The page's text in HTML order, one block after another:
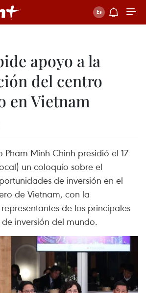
apoyo a la
del centro
en Vietnam
Pham Minh Chinh presidió el 17
un coloquio sobre el
de inversión en el
de Vietnam, con la
de los principales
inversión del mundo.